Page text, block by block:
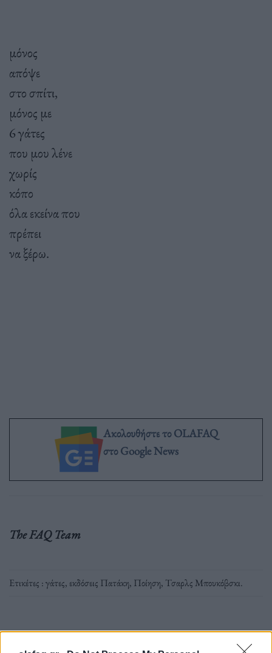
μόνος
απόψε
στο σπίτι,
μόνος με
6 γάτες
που μου λένε
χωρίς
κόπο
όλα εκείνα που
πρέπει
να ξέρω.
Ακολουθήστε το OLAFAQ
στο Google News
The FAQ Team
Ετικέτες :γάτες, εκδόσεις Πατάκη, Ποίηση, Τσαρλς Μπουκόβσκι.